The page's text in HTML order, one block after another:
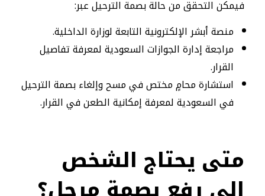
فيمكن التحقق من حالة بصمة الترحيل عبر:
منصة أبشر الإلكترونية التابعة لوزارة الداخلية.
مراجعة إدارة الجوازات السعودية لمعرفة تفاصيل
القرار.
استشارة محامٍ مختص في مسح وإلغاء بصمة الترحيل
في السعودية لمعرفة إمكانية الطعن في القرار.
متى يحتاج الشخص